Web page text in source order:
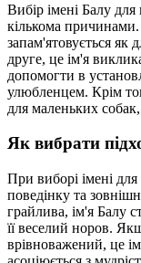
Вибір імені Балу
кількома
запам'ятовується як
друге, це ім'я
допомогти в
улюбленцем. Крім
для маленьких
Як вибрати
При виборі імені
поведінку та
грайлива, ім'я Балу
її веселий норов.
врівноважений, це